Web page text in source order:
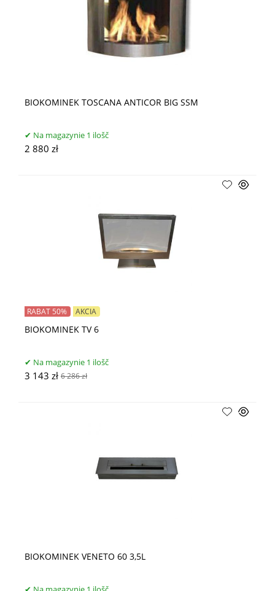
BIOKOMINEK TOSCANA ANTICOR BIG SSM
Na magazynie 1 ilošč
2 880 zł
BIOKOMINEK TV 6
RABAT 50% AKCIA
Na magazynie 1 ilošč
3 143 zł 6 286 zł
BIOKOMINEK VENETO 60 3,5L